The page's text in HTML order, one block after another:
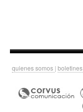
quienes somos | boletines